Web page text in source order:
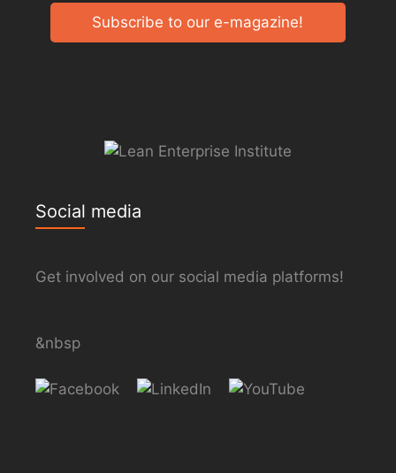
Subscribe to our e-magazine!
Social media
Get involved on our social media platforms!
&nbsp